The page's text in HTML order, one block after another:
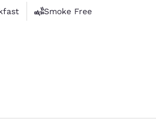
Smoke Free
recensioni